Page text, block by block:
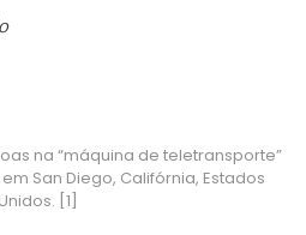
na “máquina de teletransporte”
San Diego, Califórnia, Estados
Unidos. [1]